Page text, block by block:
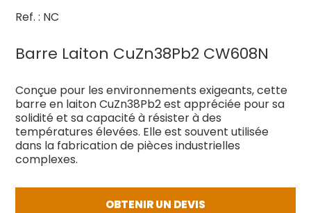
Ref. : NC
Barre Laiton CuZn38Pb2 CW608N
Conçue pour les environnements exigeants, cette
barre en laiton CuZn38Pb2 est appréciée pour sa
solidité et sa capacité à résister à des
températures élevées. Elle est souvent utilisée
dans la fabrication de pièces industrielles
complexes.
OBTENIR UN DEVIS